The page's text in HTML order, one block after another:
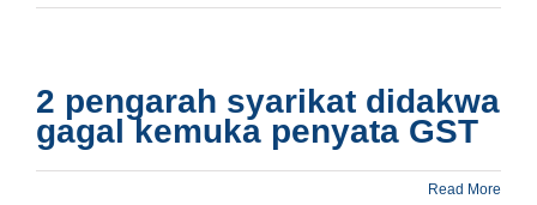
2 pengarah syarikat didakwa
gagal kemuka penyata GST
Read More